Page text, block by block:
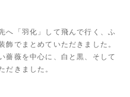
へ「羽化」して飛んで行く、ふ
飾でまとめていただきました。
薔薇を中心に、白と黒、そして
だきました。